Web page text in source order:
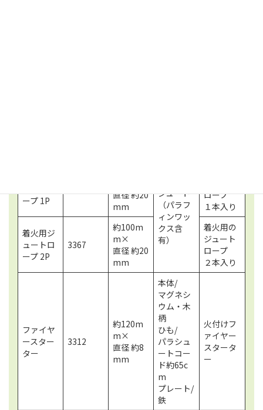
ープ 1P
直径 約20
mm
ジュート
（パラフ
ィンワッ
クス含
有）
ロープ
１本入り
着火用ジ
ュートロ
ープ 2P
3367
約100m
m×
直径 約20
mm
着火用の
ジュート
ロープ
２本入り
ファイヤ
ースター
ター
3312
約120m
m×
直径 約8
mm
本体/
マグネシ
ウム・木
柄
ひも/
パラシュ
ートコー
ド約65c
m
プレート/
鉄
火付けフ
ァイヤー
スタータ
ー